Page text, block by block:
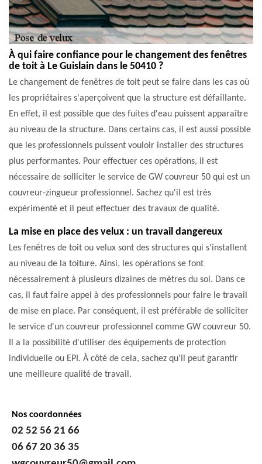
À qui faire confiance pour le changement des fenêtres
de toit à Le Guislain dans le 50410 ?
Le changement de fenêtres de toit peut se faire dans les cas où
les propriétaires s'aperçoivent que la structure est défaillante.
En effet, il est possible que des fuites d'eau puissent apparaître
au niveau de la structure. Dans certains cas, il est aussi possible
que les professionnels puissent vouloir installer des structures
plus performantes. Pour effectuer ces opérations, il est
nécessaire de solliciter le service de GW couvreur 50 qui est un
couvreur-zingueur professionnel. Sachez qu'il est très
expérimenté et il peut effectuer des travaux de qualité.
La mise en place des velux : un travail dangereux
Les fenêtres de toit ou velux sont des structures qui s'installent
au niveau de la toiture. Ainsi, les opérations se font
nécessairement à plusieurs dizaines de mètres du sol. Dans ce
cas, il faut faire appel à des professionnels pour faire le travail
de mise en place. Par conséquent, il est préférable de solliciter
le service d'un couvreur professionnel comme GW couvreur 50.
Il a la possibilité d'utiliser des équipements de protection
individuelle ou EPI. À côté de cela, sachez qu'il peut garantir
une meilleure qualité de travail.
Nos coordonnées
02 52 56 21 66
06 67 20 36 35